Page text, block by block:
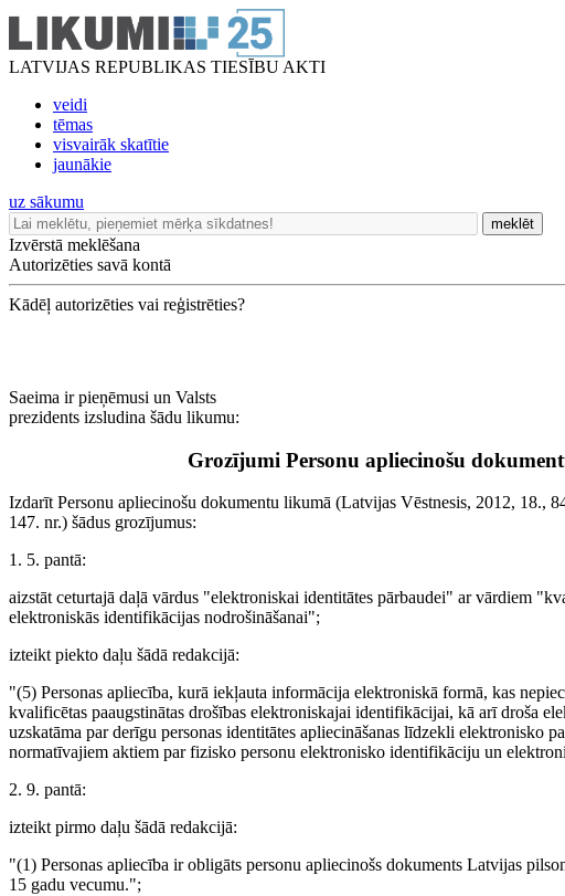
LATVIJAS REPUBLIKAS TIESĪBU AKTI
veidi
tēmas
visvairāk skatītie
jaunākie
uz sākumu
meklēt
Izvērstā meklēšana
Autorizēties savā kontā
Kādēļ autorizēties vai reģistrēties?
Saeima ir pieņēmusi un Valsts
prezidents izsludina šādu likumu:
Grozījumi Personu apliecinošu
Izdarīt Personu apliecinošu dokumentu likumā (Latvijas Vēstnesis, 2012, 18.,
147. nr.) šādus grozījumus:
1. 5. pantā:
aizstāt ceturtajā daļā vārdus "elektroniskai identitātes pārbaudei" ar vārdiem
elektroniskās identifikācijas nodrošināšanai";
izteikt piekto daļu šādā redakcijā:
"(5) Personas apliecība, kurā iekļauta informācija elektroniskā formā, kas
kvalificētas paaugstinātas drošības elektroniskajai identifikācijai, kā arī droša
uzskatāma par derīgu personas identitātes apliecināšanas līdzekli elektronisko
normatīvajiem aktiem par fizisko personu elektronisko identifikāciju un
2. 9. pantā:
izteikt pirmo daļu šādā redakcijā:
"(1) Personas apliecība ir obligāts personu apliecinošs dokuments Latvijas
15 gadu vecumu.";